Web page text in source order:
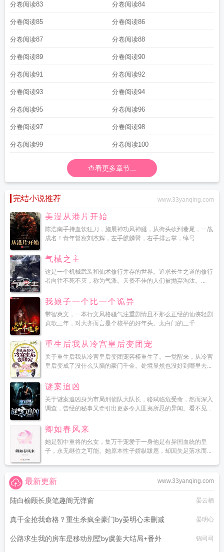
分卷阅读83 分卷阅读84
分卷阅读85 分卷阅读86
分卷阅读87 分卷阅读88
分卷阅读89 分卷阅读90
分卷阅读91 分卷阅读92
分卷阅读93 分卷阅读94
分卷阅读95 分卷阅读96
分卷阅读97 分卷阅读98
分卷阅读99 分卷阅读100
查看更多章节...
完结小说推荐 www.33yanqing.com
美漫从港片开始
陈浩南手持血饮狂刀，施展神功风神腿，从街头砍到巷尾，一战
成名！青年督察刘杰辉，左手麒麟臂，右手排云掌，绰号...
气械之主
这是一个机械武装和仙术修行并存的世界。追求长生之道的修行
者向往不死不灭，称为气派。天资不佳的人们被抛弃淘汰。...
我娘子一个比一个诡异
带智爽文，一本行文风格骚气注重剧情且不那么正经的仙侠轻剧
贞歌三年，对大齐而言是个核平的好年头。太白门的三千...
重生后我从冷宫皇后变团宠
关于重生后我从冷宫皇后变团宠容槿重生了。一觉醒来，从冷宫
皇后变成了没什么头脑的豪门千金。处境显然也没好到哪里去...
谜案追凶
关于谜案追凶身为市局刑侦队大队长，骆斌临危受命，然而深入
调查，曾经的秘事又牵引出更多令人匪夷所思的异闻。看不见...
卿如春风来
她是朝中重将的幺女，集万千宠爱于一身他是有异国血统的皇
子，永无继位之可能。她原本性子娇纵跋扈，却因失足落水而...
www.33yanqing.com
最新更新
陆白榆顾长庚笔趣阁无弹窗 晏云栖
真千金抢我命格？重生杀疯全豪门by晏明心未删减 晏明心
公路求生我的房车是移动别墅by虞姜大结局+番外 锦司司